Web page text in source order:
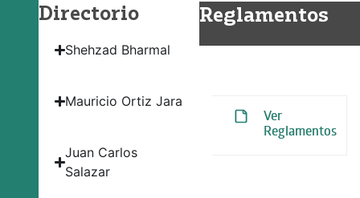
Directorio
Shehzad Bharmal
Mauricio Ortiz Jara
Juan Carlos
Salazar
Reglamentos
Ver
Reglamentos